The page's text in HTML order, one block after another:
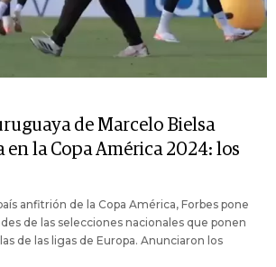
de Marcelo Bielsa
en la Copa América 2024: los
anfitrión de la Copa América, Forbes pone
de las selecciones nacionales que ponen
de las ligas de Europa. Anunciaron los